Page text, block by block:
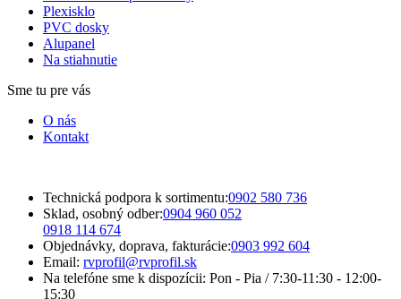
Plexisklo
PVC dosky
Alupanel
Na stiahnutie
Sme tu pre vás
O nás
Kontakt
Technická podpora k sortimentu:0902 580 736
Sklad, osobný odber:0904 960 052
0918 114 674
Objednávky, doprava, fakturácie:0903 992 604
Email: rvprofil@rvprofil.sk
Na telefóne sme k dispozícii: Pon - Pia / 7:30-11:30 - 12:00-
15:30